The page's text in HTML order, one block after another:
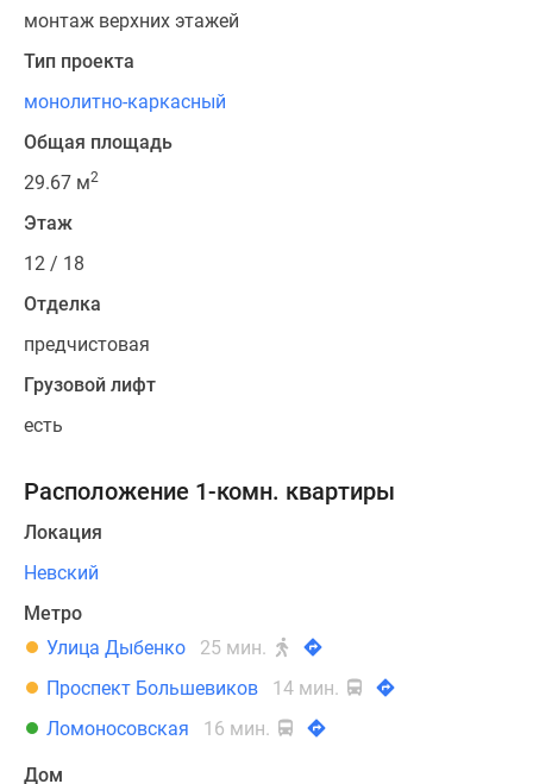
монтаж верхних этажей
Тип проекта
монолитно-каркасный
Общая площадь
29.67 м2
Этаж
12 / 18
Отделка
предчистовая
Грузовой лифт
есть
Расположение 1-комн. квартиры
Локация
Невский
Метро
Улица Дыбенко
25 мин.
Проспект Большевиков
14 мин.
Ломоносовская
16 мин.
Дом